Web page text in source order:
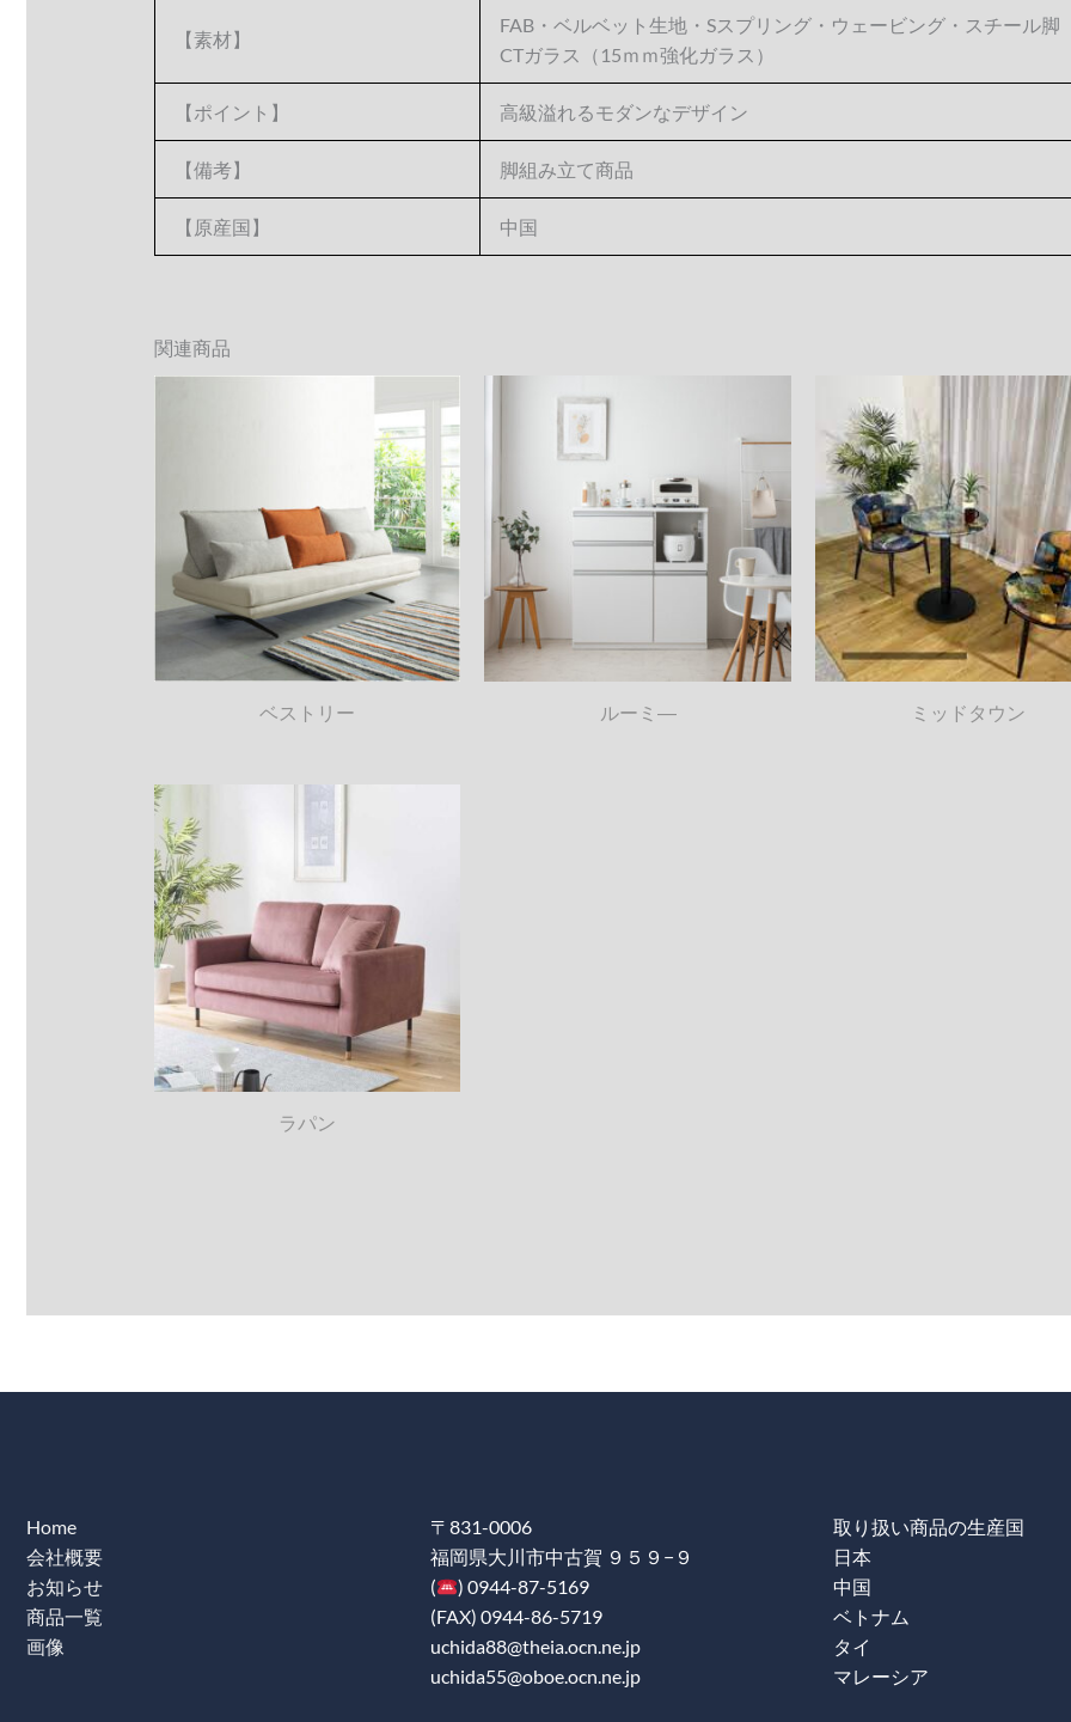
【素材】
FAB・ベルベット生地・Sスプリング・ウェービング・スチール脚
CTガラス（15ｍｍ強化ガラス）
【ポイント】 高級溢れるモダンなデザイン
【備考】 脚組み立て商品
【原産国】 中国
関連商品
ベストリー ルーミ― ミッドタウン
ラパン
Home
会社概要
お知らせ
商品一覧
画像
〒831-0006
福岡県大川市中古賀 ９５９−９
(
) 0944-87-5169
(FAX) 0944-86-5719
uchida88@theia.ocn.ne.jp
uchida55@oboe.ocn.ne.jp
取り扱い商品の生産国
日本
中国
ベトナム
タイ
マレーシア